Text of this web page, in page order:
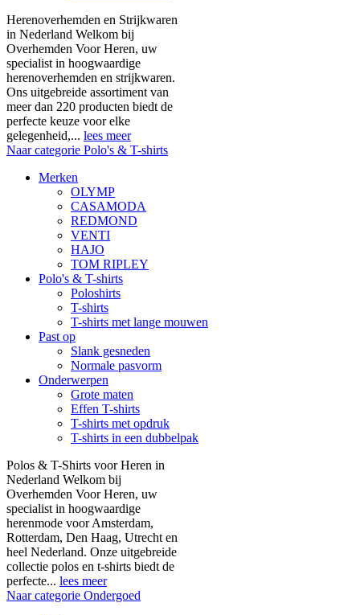
Herenoverhemden en Strijkwaren
in Nederland Welkom bij
Overhemden Voor Heren, uw
specialist in hoogwaardige
herenoverhemden en strijkwaren.
Ons uitgebreide assortiment van
meer dan 220 producten biedt de
perfecte keuze voor elke
gelegenheid,... lees meer
Naar categorie Polo's & T-shirts
Merken
OLYMP
CASAMODA
REDMOND
VENTI
HAJO
TOM RIPLEY
Polo's & T-shirts
Poloshirts
T-shirts
T-shirts met lange mouwen
Past op
Slank gesneden
Normale pasvorm
Onderwerpen
Grote maten
Effen T-shirts
T-shirts met opdruk
T-shirts in een dubbelpak
Polos & T-Shirts voor Heren in
Nederland Welkom bij
Overhemden Voor Heren, uw
specialist in hoogwaardige
herenmode voor Amsterdam,
Rotterdam, Den Haag, Utrecht en
heel Nederland. Onze uitgebreide
collectie polos en t-shirts biedt de
perfecte... lees meer
Naar categorie Ondergoed